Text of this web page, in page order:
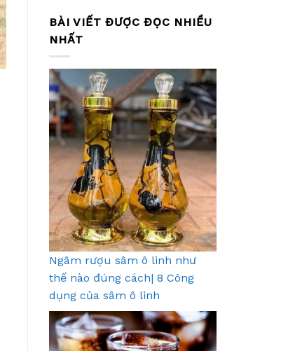
BÀI VIẾT ĐƯỢC ĐỌC NHIỀU
NHẤT
Ngâm rượu sâm ô linh như
thế nào đúng cách| 8 Công
dụng của sâm ô linh